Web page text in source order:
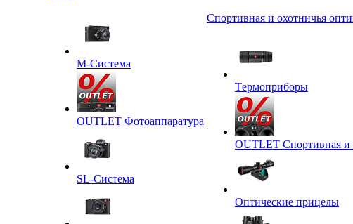
M-Система
OUTLET Фотоаппаратура
SL-Система
Спортивная и охотничья
Tермоприборы
OUTLET Спортивная и
Оптические прицелы